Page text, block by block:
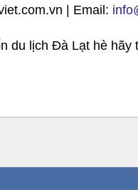
| Email:
du lịch Đà Lạt hè hãy